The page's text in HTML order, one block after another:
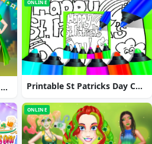
Black Pink St.Patricks Day Concert
ONLINE
Printable St Patricks Day Coloring Pages
ONLINE